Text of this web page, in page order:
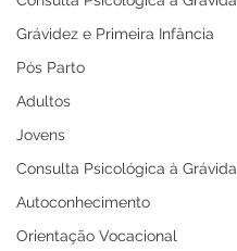
Grávidez e Primeira Infância
Pós Parto
Adultos
Jovens
Consulta Psicológica à Grávida
Autoconhecimento
Orientação Vocacional